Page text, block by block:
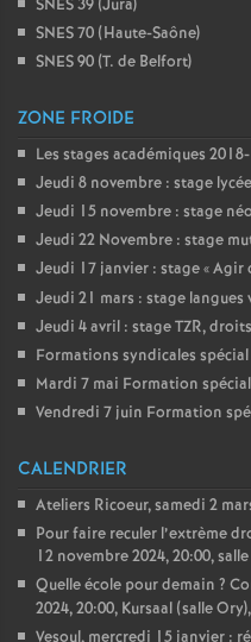
SNES 39 (Jura)
SNES 70 (Haute-Saône)
SNES 90 (T. de Belfort)
ZONE FROIDE
Les stages académiques
Jeudi 8 novembre : stage
Jeudi 15 novembre : stage
Jeudi 22 Novembre : stage
Jeudi 17 janvier : stage «Agir
Jeudi 21 mars : stage langues
Jeudi 4 avril : stage TZR,
Formations syndicales
Mardi 7 mai Formation
Vendredi 7 juin Formation
CALENDRIER
Ateliers Ricoeur, samedi 2
Pour faire reculer l’extrème
12 novembre 2024, 20:00,
Quelle école pour demain ?
2024, 20:00, Kursaal (salle